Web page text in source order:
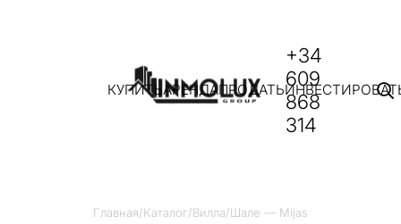
КУПИТЬАРЕНДАПРОДАТЬ
+34
609
868
314
Главная/Каталог/Вилла/Шале — Mijas